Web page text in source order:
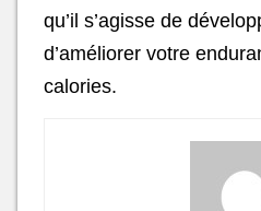
qu’il s’agisse de
d’améliorer votre
calories.